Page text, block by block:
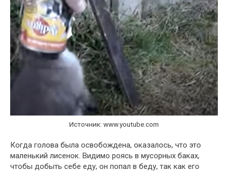
Источник: www.youtube.com
Когда голова была освобождена, оказалось, что это
маленький лисенок. Видимо роясь в мусорных баках,
чтобы добыть себе еду, он попал в беду, так как его